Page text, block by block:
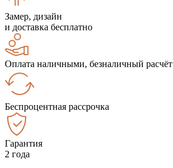
Замер, дизайн
и доставка бесплатно
Оплата наличными, безналичный расчёт
Беспроцентная рассрочка
Гарантия
2 года